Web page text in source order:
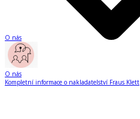
O nás
O nás
Kompletní informace o nakladatelství Fraus Klett